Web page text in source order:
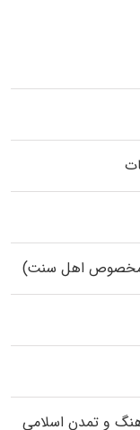
(مخصوص اهل سنت)
و تمدن اسلامی